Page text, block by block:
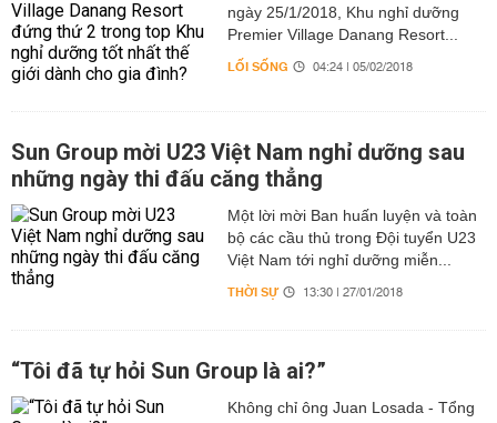
ngày 25/1/2018, Khu nghỉ dưỡng
Premier Village Danang Resort...
LỐI SỐNG 04:24 | 05/02/2018
Sun Group mời U23 Việt Nam nghỉ dưỡng sau
những ngày thi đấu căng thẳng
Một lời mời Ban huấn luyện và toàn
bộ các cầu thủ trong Đội tuyển U23
Việt Nam tới nghỉ dưỡng miễn...
THỜI SỰ 13:30 | 27/01/2018
“Tôi đã tự hỏi Sun Group là ai?”
Không chỉ ông Juan Losada - Tổng